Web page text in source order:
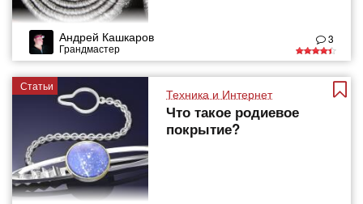
Андрей Кашкаров
Грандмастер
3
Статьи
Техника и Интернет
Что такое родиевое
покрытие?